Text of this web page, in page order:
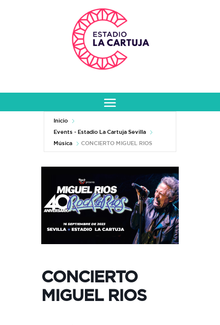
Inicio
Events - Estadio La Cartuja Sevilla
Música
CONCIERTO MIGUEL RIOS
CONCIERTO
MIGUEL RIOS